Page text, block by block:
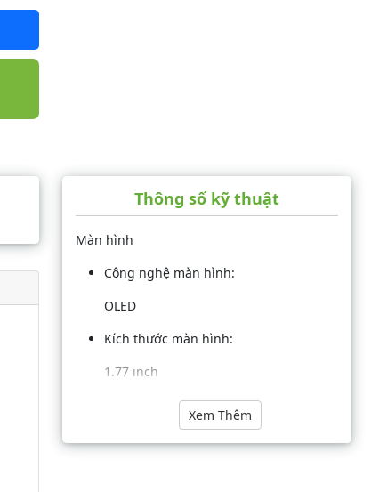
Thông số kỹ thuật
Màn hình
Công nghệ màn hình:
OLED
Kích thước màn hình:
1.77 inch
Độ phân giải:
Xem Thêm